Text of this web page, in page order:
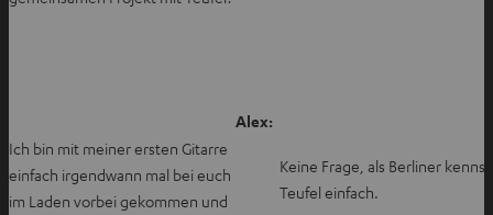
Alex:
Ich bin mit meiner ersten Gitarre
einfach irgendwann mal bei euch
im Laden vorbei gekommen und
Keine Frage, als Berliner
Teufel einfach.